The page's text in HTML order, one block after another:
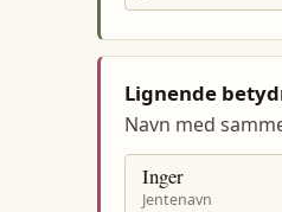
Lignende
Navn med
Inger
Jentenavn